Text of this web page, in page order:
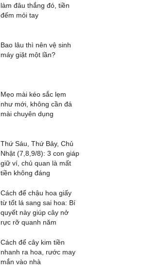
làm đâu thắng đó, tiền
đếm mỏi tay
Bao lâu thì nên vệ sinh
máy giặt một lần?
Mẹo mài kéo sắc lẹm
như mới, không cần đá
mài chuyên dụng
Thứ Sáu, Thứ Bảy, Chủ
Nhật (7,8,9/8): 3 con giáp
giữ ví, chủ quan là mất
tiền không đáng
Cách để chậu hoa giấy
từ tốt lá sang sai hoa: Bí
quyết này giúp cây nở
rực rỡ quanh năm
Cách để cây kim tiền
nhanh ra hoa, rước may
mắn vào nhà